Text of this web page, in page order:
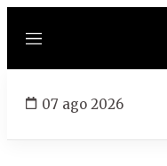
Menú
07 ago 2026